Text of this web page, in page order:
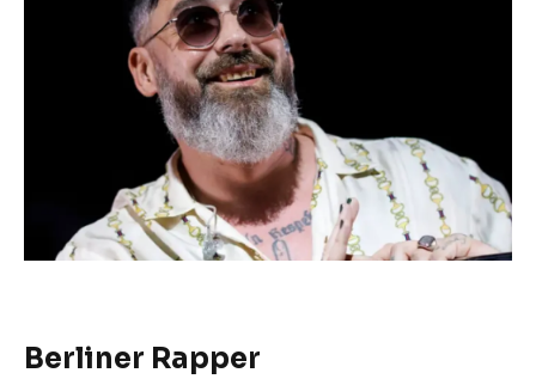
Berliner Rapper